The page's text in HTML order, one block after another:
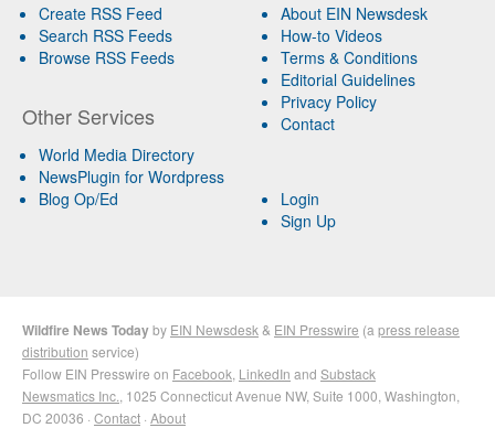
Create RSS Feed
Search RSS Feeds
Browse RSS Feeds
Other Services
World Media Directory
NewsPlugin for Wordpress
Blog Op/Ed
About EIN Newsdesk
How-to Videos
Terms & Conditions
Editorial Guidelines
Privacy Policy
Contact
Login
Sign Up
Wildfire News Todayby EIN Newsdesk & EIN Presswire (a press release
distribution service)
Follow EIN Presswire on Facebook LinkedIn and Substack
Newsmatics Inc. , 1025 Connecticut Avenue NW, Suite 1000, Washington,
DC 20036 · Contact · About